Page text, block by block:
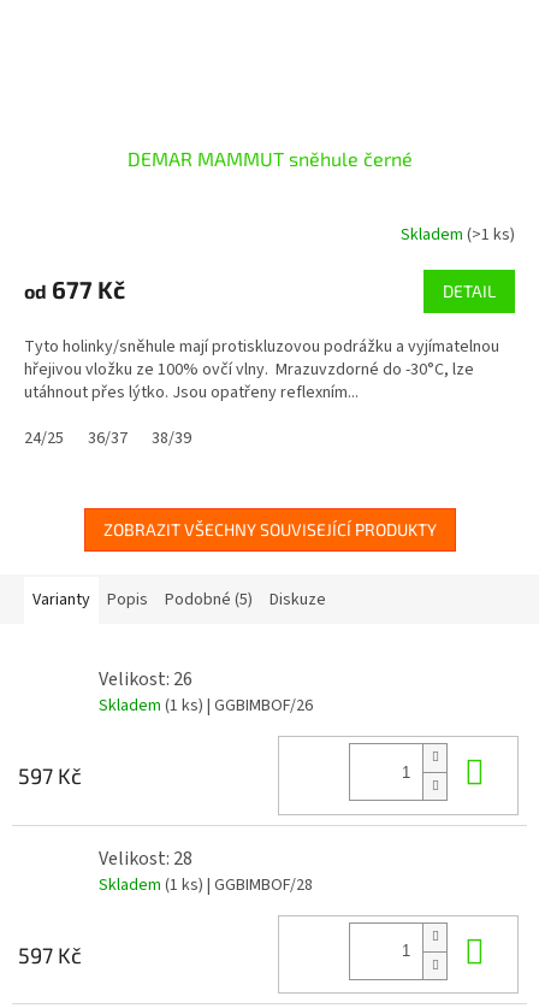
DEMAR MAMMUT sněhule černé
Skladem (>1 ks)
od 677 Kč DETAIL
Tyto holinky/sněhule mají protiskluzovou podrážku a vyjímatelnou
hřejivou vložku ze 100% ovčí vlny. Mrazuvzdorné do -30°C, lze
utáhnout přes lýtko. Jsou opatřeny reflexním...
24/25
36/37 38/39
ZOBRAZIT VŠECHNY SOUVISEJÍCÍ PRODUKTY
Varianty Popis Podobné (5) Diskuze
Velikost: 26
Skladem (1 ks) | GGBIMBOF/26
597 Kč
Velikost: 28
Skladem (1 ks) | GGBIMBOF/28
597 Kč